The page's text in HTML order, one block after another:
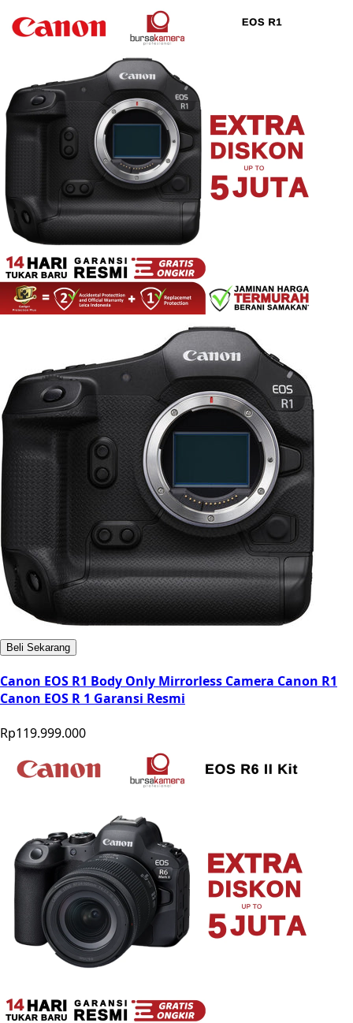
Beli Sekarang
Canon EOS R1 Body Only Mirrorless Camera Canon R1
Canon EOS R 1 Garansi Resmi
Rp119.999.000